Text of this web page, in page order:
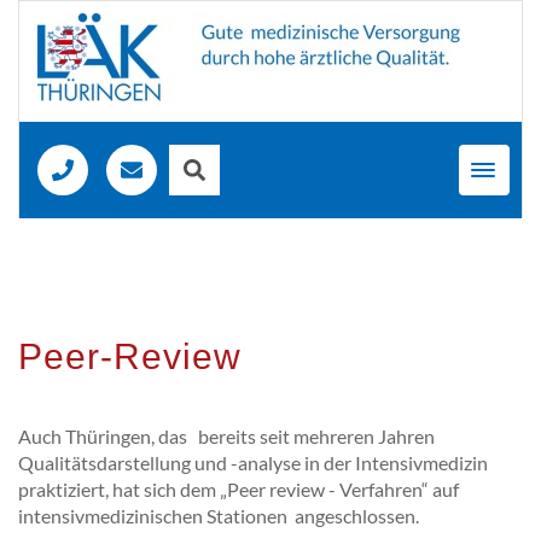
Peer-Review
Auch Thüringen, das bereits seit mehreren Jahren
Qualitätsdarstellung und -analyse in der Intensivmedizin
praktiziert, hat sich dem „Peer review - Verfahren“ auf
intensivmedizinischen Stationen angeschlossen.